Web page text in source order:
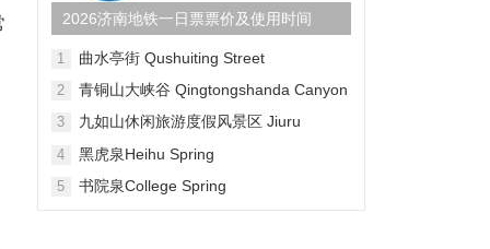
2026济南地铁一日票票价及使用时间
1 曲水亭街 Qushuiting Street
2 青铜山大峡谷 Qingtongshanda Canyon
3
九如山休闲旅游度假风景区 Jiuru
4 黑虎泉Heihu Spring
5 书院泉College Spring